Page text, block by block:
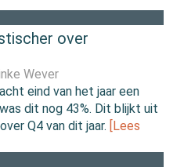
over
Wever
eind van het jaar een
dit nog 43%. Dit blijkt uit
Q4 van dit jaar. [Lees